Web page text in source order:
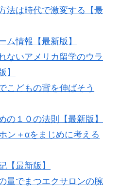
法は時代で激変する【最
ム情報【最新版】
ないアメリカ留学のウラ
】
こどもの背を伸ばそう
の１０の法則【最新版】
ン＋αをまじめに考える
【最新版】
量でまつエクサロンの腕